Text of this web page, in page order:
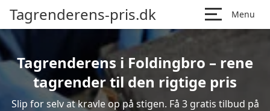
Tagrenderens-pris.dk Menu
Tagrenderens i Foldingbro – rene
tagrender til den rigtige pris
Slip for selv at kravle op på stigen. Få 3 gratis tilbud på